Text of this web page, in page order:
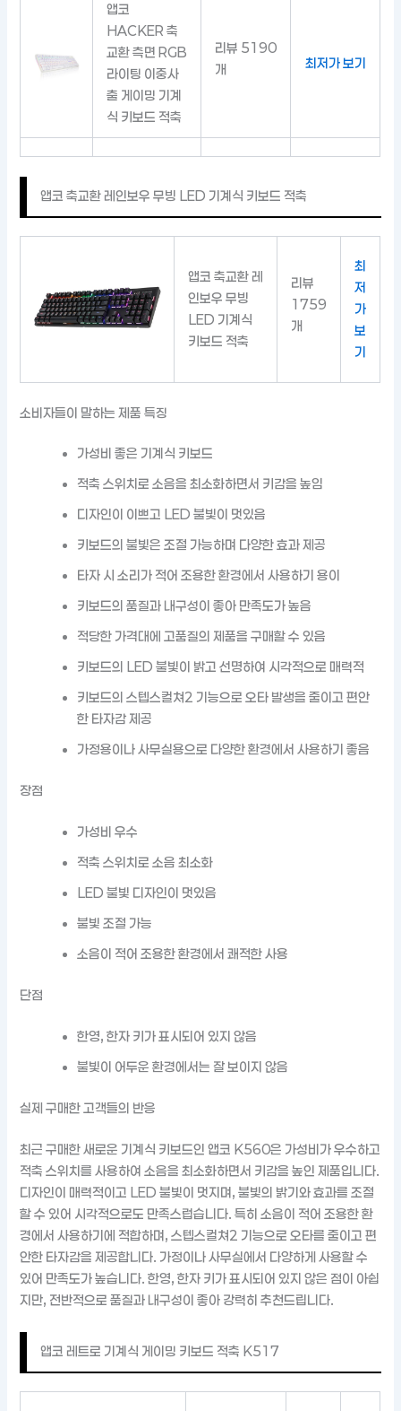
앱코
HACKER 축
교환 측면 RGB
라이팅 이중사
출 게이밍 기계
식 키보드 적축
리뷰 5190
개
최저가 보기
앱코 축교환 레인보우 무빙 LED 기계식 키보드 적축
앱코 축교환 레
인보우 무빙
LED 기계식
키보드 적축
리뷰
1759
개
최
저
가
보
기
소비자들이 말하는 제품 특징
가성비 좋은 기계식 키보드
적축 스위치로 소음을 최소화하면서 키감을 높임
디자인이 이쁘고 LED 불빛이 멋있음
키보드의 불빛은 조절 가능하며 다양한 효과 제공
타자 시 소리가 적어 조용한 환경에서 사용하기 용이
키보드의 품질과 내구성이 좋아 만족도가 높음
적당한 가격대에 고품질의 제품을 구매할 수 있음
키보드의 LED 불빛이 밝고 선명하여 시각적으로 매력적
키보드의 스텝스컬쳐2 기능으로 오타 발생을 줄이고 편안
한 타자감 제공
가정용이나 사무실용으로 다양한 환경에서 사용하기 좋음
장점
가성비 우수
적축 스위치로 소음 최소화
LED 불빛 디자인이 멋있음
불빛 조절 가능
소음이 적어 조용한 환경에서 쾌적한 사용
단점
한영, 한자 키가 표시되어 있지 않음
불빛이 어두운 환경에서는 잘 보이지 않음
실제 구매한 고객들의 반응
최근 구매한 새로운 기계식 키보드인 앱코 K560은 가성비가 우수하고
적축 스위치를 사용하여 소음을 최소화하면서 키감을 높인 제품입니다.
디자인이 매력적이고 LED 불빛이 멋지며, 불빛의 밝기와 효과를 조절
할 수 있어 시각적으로도 만족스럽습니다. 특히 소음이 적어 조용한 환
경에서 사용하기에 적합하며, 스텝스컬쳐2 기능으로 오타를 줄이고 편
안한 타자감을 제공합니다. 가정이나 사무실에서 다양하게 사용할 수
있어 만족도가 높습니다. 한영, 한자 키가 표시되어 있지 않은 점이 아쉽
지만, 전반적으로 품질과 내구성이 좋아 강력히 추천드립니다.
앱코 레트로 기계식 게이밍 키보드 적축 K517